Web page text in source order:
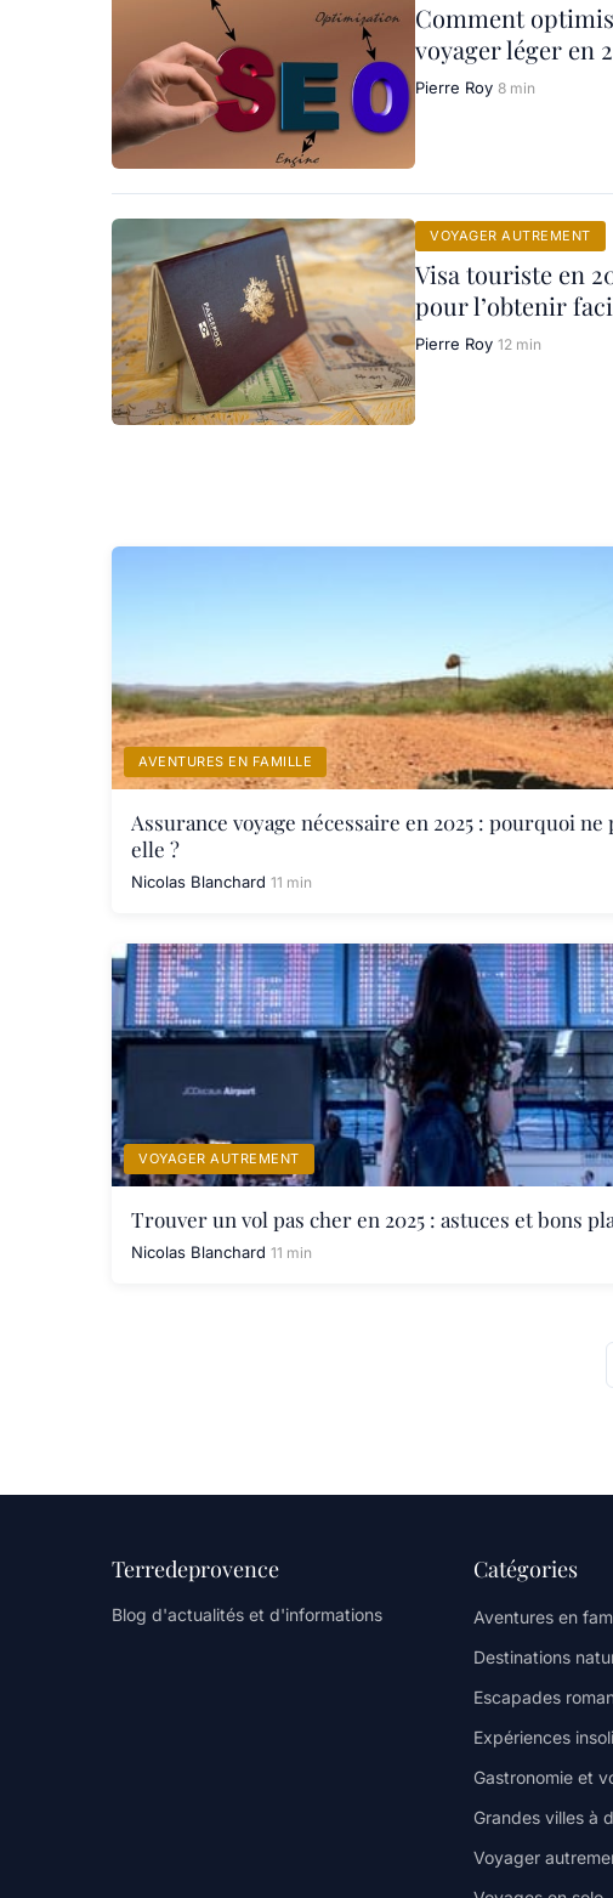
Comment
voyager léger en
Pierre Roy 8 min
VOYAGER AUTREMENT
Visa touriste en
pour l’obtenir
Pierre Roy 12 min
AVENTURES EN FAMILLE
Assurance voyage nécessaire en 2025 : pourquoi
elle ?
Nicolas Blanchard 11 min
VOYAGER AUTREMENT
Trouver un vol pas cher en 2025 : astuces et bons
Nicolas Blanchard 11 min
Terredeprovence
Blog d'actualités et d'informations
Catégories
Aventures en
Destinations
Escapades
Expériences
Gastronomie et
Grandes villes à
Voyager